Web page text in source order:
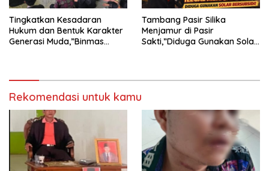
Tingkatkan Kesadaran
Hukum dan Bentuk Karakter
Generasi Muda,”Binmas
Tambang Pasir Silika
Menjamur di Pasir
Sakti,”Diduga Gunakan Solar
Rekomendasi untuk kamu